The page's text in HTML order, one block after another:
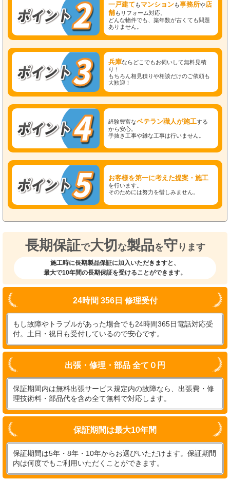
一戸建て もマンションも事務所や店
舗もリフォーム対応。
どんな物件でも、築年数が古くても問題
ありません。
兵庫ならどこでもお伺いして無料見積
り！
もちろん相見積りや相談だけのご依頼も
大歓迎！
経験豊富なベテラン職人が施工する
から安心。
手抜き工事や雑な工事は行いません。
お客様を第一に考えた提案・施工
を行います。
そのためには努力を惜しみません。
長期保証で大切 な製品を守 ります
施工時に長期製品保証に加入いただきますと、
最大で10年間の長期保証を受けることができます。
24時間 356日 修理受付
もし故障やトラブルがあった場合でも24時間365日電話対応受
付。土日・祝日も受付しているので安心です。
出張・修理・部品 全て０円
保証期間内は無料出張サービス規定内の故障なら、出張費・修
理技術料・部品代を含め全て無料で対応します。
保証期間は最大10年間
保証期間は5年・8年・10年からお選びいただけます。保証期間
内は何度でもご利用いただくことができます。